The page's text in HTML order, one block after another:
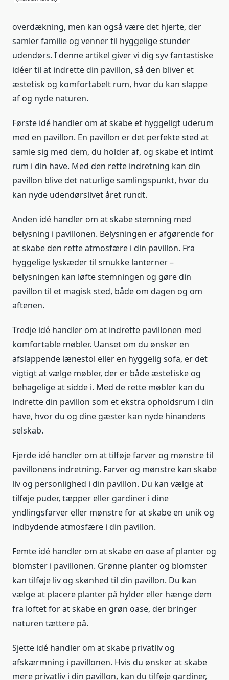
overdækning, men kan også være det hjerte, der
samler familie og venner til hyggelige stunder
udendørs. I denne artikel giver vi dig syv fantastiske
idéer til at indrette din pavillon, så den bliver et
æstetisk og komfortabelt rum, hvor du kan slappe
af og nyde naturen.
Første idé handler om at skabe et hyggeligt uderum
med en pavillon. En pavillon er det perfekte sted at
samle sig med dem, du holder af, og skabe et intimt
rum i din have. Med den rette indretning kan din
pavillon blive det naturlige samlingspunkt, hvor du
kan nyde udendørslivet året rundt.
Anden idé handler om at skabe stemning med
belysning i pavillonen. Belysningen er afgørende for
at skabe den rette atmosfære i din pavillon. Fra
hyggelige lyskæder til smukke lanterner –
belysningen kan løfte stemningen og gøre din
pavillon til et magisk sted, både om dagen og om
aftenen.
Tredje idé handler om at indrette pavillonen med
komfortable møbler. Uanset om du ønsker en
afslappende lænestol eller en hyggelig sofa, er det
vigtigt at vælge møbler, der er både æstetiske og
behagelige at sidde i. Med de rette møbler kan du
indrette din pavillon som et ekstra opholdsrum i din
have, hvor du og dine gæster kan nyde hinandens
selskab.
Fjerde idé handler om at tilføje farver og mønstre til
pavillonens indretning. Farver og mønstre kan skabe
liv og personlighed i din pavillon. Du kan vælge at
tilføje puder, tæpper eller gardiner i dine
yndlingsfarver eller mønstre for at skabe en unik og
indbydende atmosfære i din pavillon.
Femte idé handler om at skabe en oase af planter og
blomster i pavillonen. Grønne planter og blomster
kan tilføje liv og skønhed til din pavillon. Du kan
vælge at placere planter på hylder eller hænge dem
fra loftet for at skabe en grøn oase, der bringer
naturen tættere på.
Sjette idé handler om at skabe privatliv og
afskærmning i pavillonen. Hvis du ønsker at skabe
mere privatliv i din pavillon, kan du tilføje gardiner,